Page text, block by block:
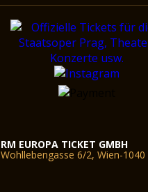
RM EUROPA TICKET GMBH
Wohllebengasse 6/2, Wien-1040